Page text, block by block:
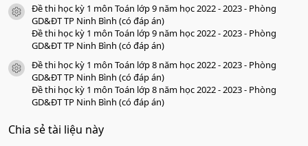
icon tài liệu
Đề thi học kỳ 1 môn Toán lớp 9 năm học 2022 - 2023 - Phòng
GD&ĐT TP Ninh Bình (có đáp án)
Đề thi học kỳ 1 môn Toán lớp 9 năm học 2022 - 2023 - Phòng
GD&ĐT TP Ninh Bình (có đáp án)
icon tài liệu
Đề thi học kỳ 1 môn Toán lớp 8 năm học 2022 - 2023 - Phòng
GD&ĐT TP Ninh Bình (có đáp án)
Đề thi học kỳ 1 môn Toán lớp 8 năm học 2022 - 2023 - Phòng
GD&ĐT TP Ninh Bình (có đáp án)
Chia sẻ tài liệu này